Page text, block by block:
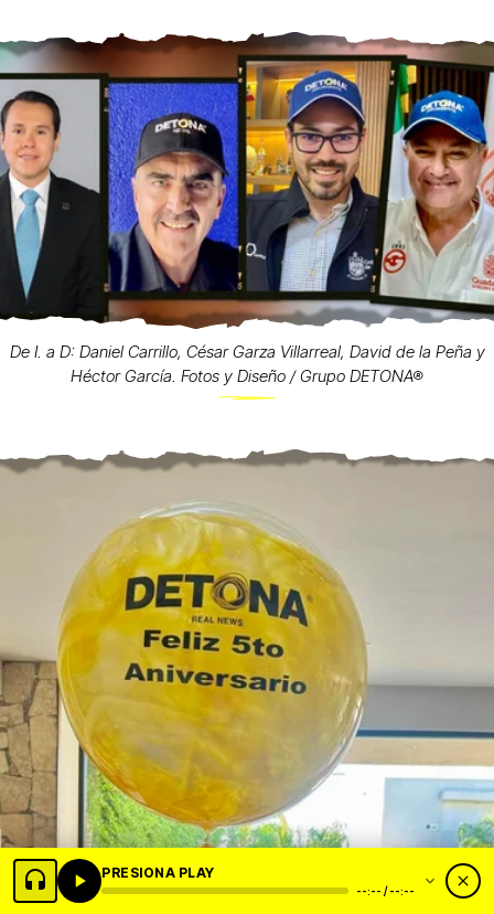
De I. a D: Daniel Carrillo, César Garza Villarreal, David de la Peña y
Héctor García. Fotos y Diseño / Grupo DETONA®
PRESIONA PLAY
--:-- / --:--